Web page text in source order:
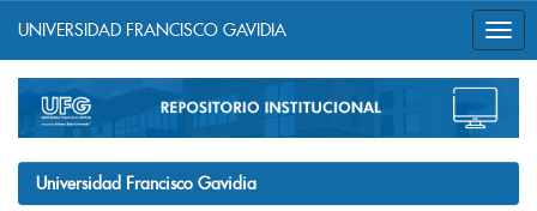
navigation
UNIVERSIDAD FRANCISCO GAVIDIA
Universidad Francisco Gavidia